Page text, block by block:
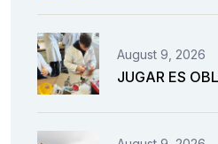
August 9, 2026
JUGAR ES